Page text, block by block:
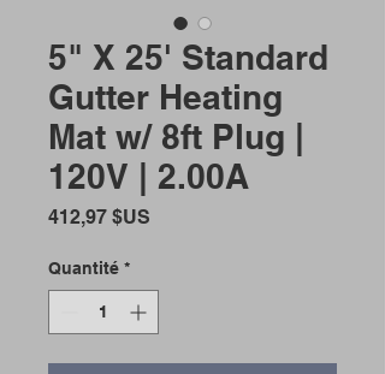
5" X 25' Standard
Gutter Heating
Mat w/ 8ft Plug |
120V | 2.00A
412,97 $US
Quantité *